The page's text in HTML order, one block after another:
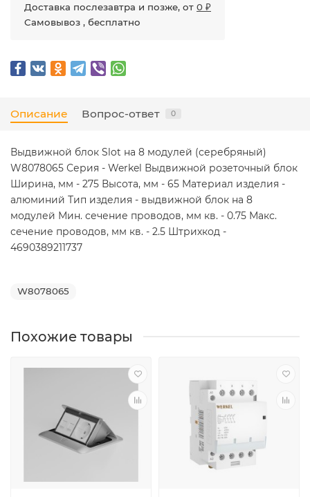
Доставка послезавтра и позже, от 0 ₽
Самовывоз , бесплатно
Описание Вопрос-ответ 0
Выдвижной блок Slot на 8 модулей (серебряный)
W8078065 Серия - Werkel Выдвижной розеточный блок
Ширина, мм - 275 Высота, мм - 65 Материал изделия -
алюминий Тип изделия - выдвижной блок на 8
модулей Мин. сечение проводов, мм кв. - 0.75 Макс.
сечение проводов, мм кв. - 2.5 Штрихкод -
4690389211737
W8078065
Похожие товары